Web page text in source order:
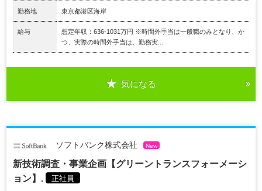
勤務地 東京都港区海岸
給与
想定年収：636-1031万円 ※時間外手当は一般職のみとなり、か
つ、実際の時間外手当は、勤務実...
気になる
ソフトバンク株式会社 New
新技術調査・事業企画【グリーントランスフォーメーシ
ョン】.
正社員